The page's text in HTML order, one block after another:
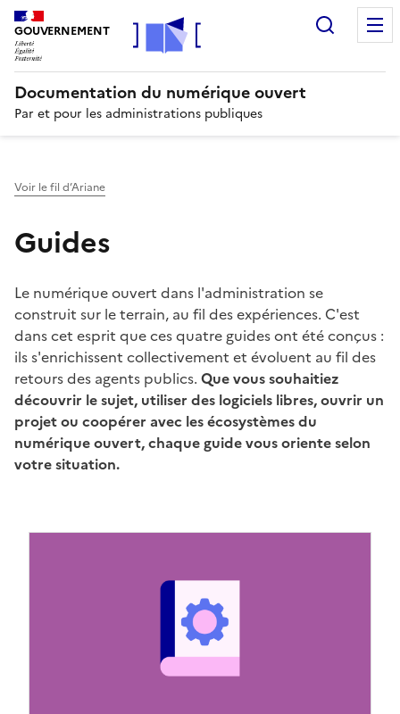
GOUVERNEMENT
Documentation du numérique ouvert
Par et pour les administrations publiques
Voir le fil d’Ariane
Guides
Le numérique ouvert dans l'administration se
construit sur le terrain, au fil des expériences. C'est
dans cet esprit que ces quatre guides ont été conçus :
ils s'enrichissent collectivement et évoluent au fil des
retours des agents publics. Que vous souhaitiez
découvrir le sujet, utiliser des logiciels libres, ouvrir un
projet ou coopérer avec les écosystèmes du
numérique ouvert, chaque guide vous oriente selon
votre situation.